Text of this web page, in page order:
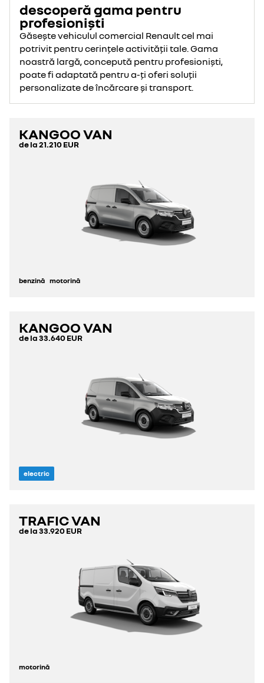
descoperă gama pentru
profesioniști
Găsește vehiculul comercial Renault cel mai
potrivit pentru cerințele activității tale. Gama
noastră largă, concepută pentru profesioniști,
poate fi adaptată pentru a-ți oferi soluții
personalizate de încărcare și transport.
KANGOO VAN
de la21.210 EUR
benzină motorină
KANGOO VAN
de la33.640 EUR
electric
TRAFIC VAN
de la33.920 EUR
motorină